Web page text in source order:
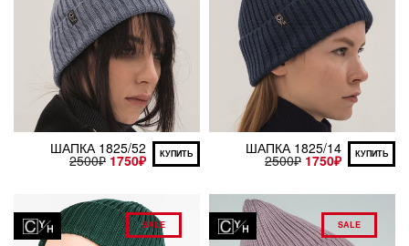
ШАПКА 1825/52
2500₽ 1750₽ КУПИТЬ ШАПКА 1825/14
2500₽ 1750₽ КУПИТЬ
SALE SALE